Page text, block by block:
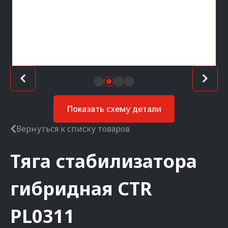
Показать схему детали
Вернуться к списку товаров
Тяга стабилизатора
гибридная CTR
PL0311